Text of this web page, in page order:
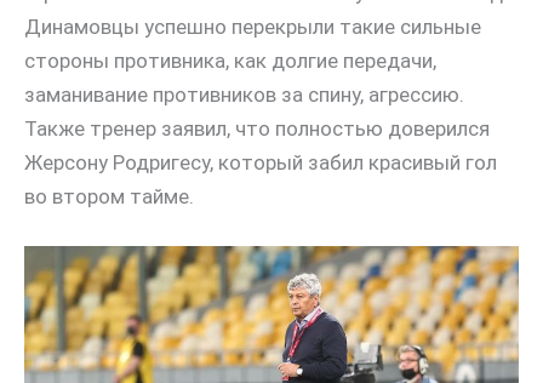
Динамовцы успешно перекрыли такие сильные
стороны противника, как долгие передачи,
заманивание противников за спину, агрессию.
Также тренер заявил, что полностью доверился
Жерсону Родригесу, который забил красивый гол
во втором тайме.